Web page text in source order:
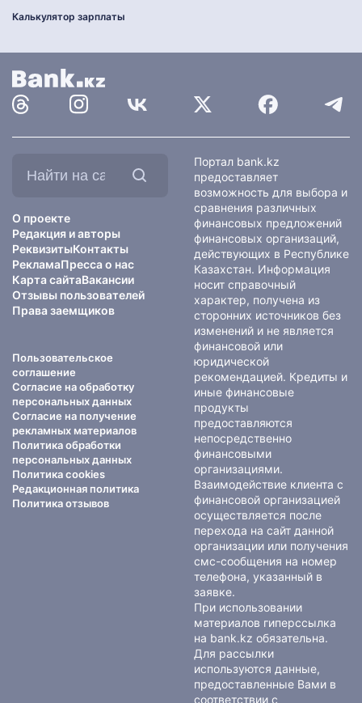
Калькулятор зарплаты
О проекте
Редакция и авторы
РеквизитыКонтакты
РекламаПресса о нас
Карта сайтаВакансии
Отзывы пользователей
Права заемщиков
Пользовательское
соглашение
Согласие на обработку
персональных данных
Согласие на получение
рекламных материалов
Политика обработки
персональных данных
Политика cookies
Редакционная политика
Политика отзывов
Портал bank.kz
предоставляет
возможность для выбора и
сравнения различных
финансовых предложений
финансовых организаций,
действующих в Республике
Казахстан. Информация
носит справочный
характер, получена из
сторонних источников без
изменений и не является
финансовой или
юридической
рекомендацией. Кредиты и
иные финансовые
продукты
предоставляются
непосредственно
финансовыми
организациями.
Взаимодействие клиента с
финансовой организацией
осуществляется после
перехода на сайт данной
организации или получения
смс-сообщения на номер
телефона, указанный в
заявке.
При использовании
материалов гиперссылка
на bank.kz обязательна.
Для рассылки
используются данные,
предоставленные Вами в
соответствии с